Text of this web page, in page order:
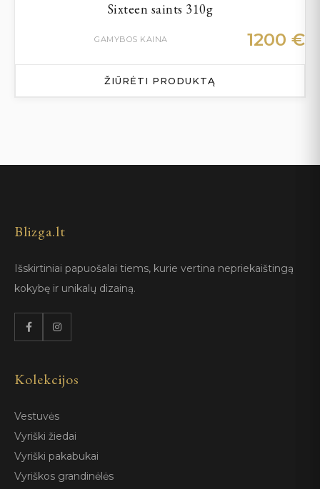
Sixteen saints 310g
GAMYBOS KAINA 1200 €
ŽIŪRĖTI PRODUKTĄ
Blizga.lt
Išskirtiniai papuošalai tiems, kurie vertina nepriekaištingą
kokybę ir unikalų dizainą.
Kolekcijos
Vestuvės
Vyriški žiedai
Vyriški pakabukai
Vyriškos grandinėlės